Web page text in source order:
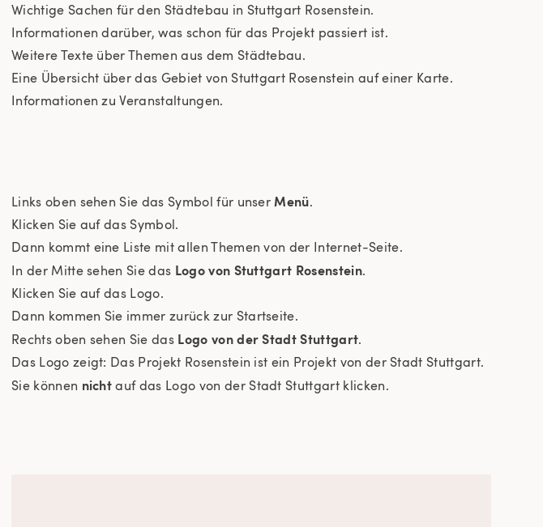
Wichtige Sachen für den Städtebau in Stuttgart Rosenstein.
Informationen darüber, was schon für das Projekt passiert ist.
Weitere Texte über Themen aus dem Städtebau.
Eine Übersicht über das Gebiet von Stuttgart Rosenstein auf einer Karte.
Informationen zu Veranstaltungen.
Links oben sehen Sie das Symbol für unserMenü.
Klicken Sie auf das Symbol.
Dann kommt eine Liste mit allen Themen von der Internet-Seite.
In der Mitte sehen Sie das Logo von Stuttgart Rosenstein.
Klicken Sie auf das Logo.
Dann kommen Sie immer zurück zur Startseite.
Rechts oben sehen Sie das Logo von der Stadt Stuttgart.
Das Logo zeigt: Das Projekt Rosenstein ist ein Projekt von der Stadt Stuttgart.
Sie können nichtauf das Logo von der Stadt Stuttgart klicken.